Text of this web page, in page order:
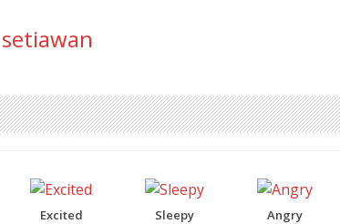
Excited Sleepy Angry